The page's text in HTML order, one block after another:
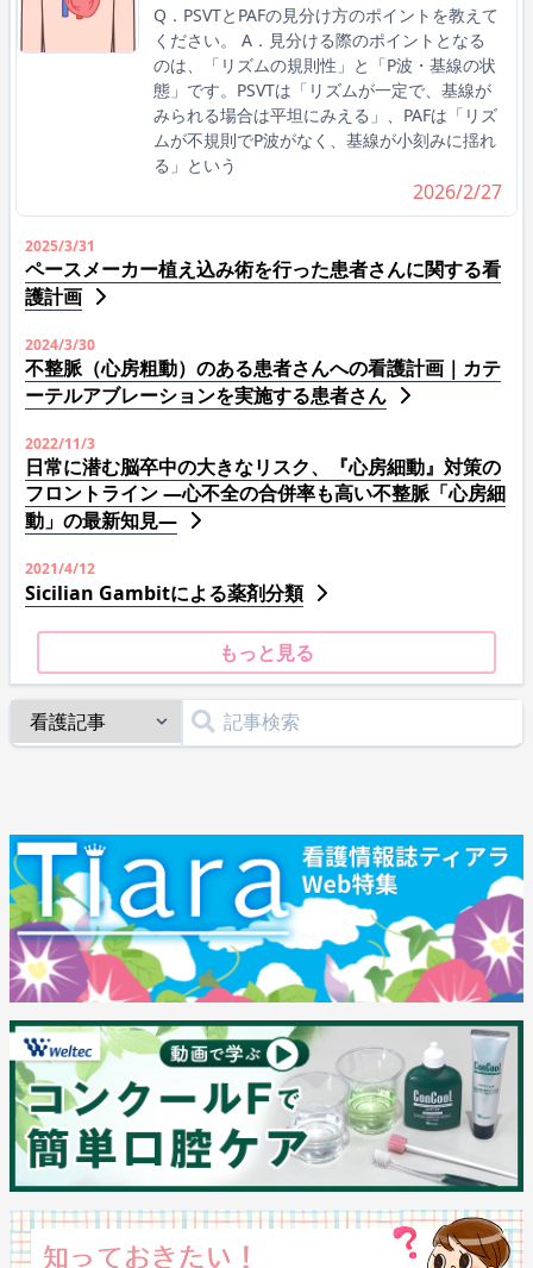
Q．PSVTとPAFの見分け方のポイントを教えて
ください。 A．見分ける際のポイントとなる
のは、「リズムの規則性」と「P波・基線の状
態」です。PSVTは「リズムが一定で、基線が
みられる場合は平坦にみえる」、PAFは「リズ
ムが不規則でP波がなく、基線が小刻みに揺れ
る」という
2026/2/27
2025/3/31
ペースメーカー植え込み術を行った患者さんに関する看
護計画
2024/3/30
不整脈（心房粗動）のある患者さんへの看護計画｜カテ
ーテルアブレーションを実施する患者さん
2022/11/3
日常に潜む脳卒中の大きなリスク、『心房細動』対策の
フロントライン ―心不全の合併率も高い不整脈「心房細
動」の最新知見―
2021/4/12
Sicilian Gambitによる薬剤分類
もっと見る